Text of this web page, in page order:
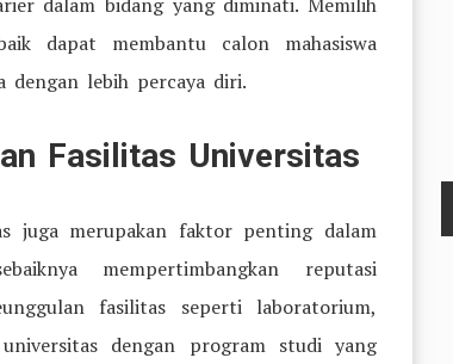
dapat membantu calon mahasiswa
dengan lebih percaya diri.
Fasilitas Universitas
juga merupakan faktor penting dalam
mempertimbangkan reputasi
fasilitas seperti laboratorium,
dengan program studi yang